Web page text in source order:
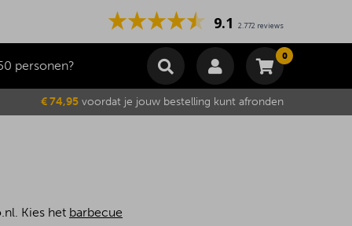
9.1 2.772 reviews
personen?
0
Winkelmand
Subtotaal €0,00
€ 74,95 voordat je jouw bestelling kunt afronden
Kies het barbecue